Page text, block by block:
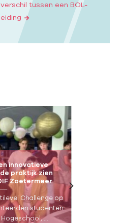
tussen een BOL-
innovatieve
praktijk zien
Zoetermeer
Challenge op
studenten
...